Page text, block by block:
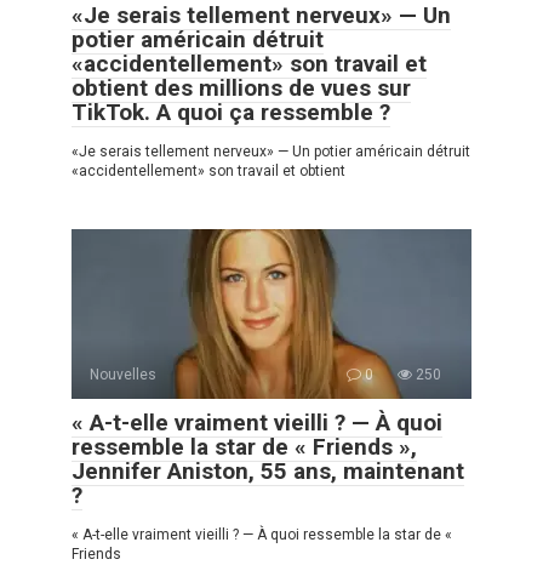
«Je serais tellement nerveux» — Un
potier américain détruit
«accidentellement» son travail et
obtient des millions de vues sur
TikTok. A quoi ça ressemble ?
«Je serais tellement nerveux» — Un potier américain détruit
«accidentellement» son travail et obtient
Nouvelles 0 250
« A-t-elle vraiment vieilli ? — À quoi
ressemble la star de « Friends »,
Jennifer Aniston, 55 ans, maintenant
?
« A-t-elle vraiment vieilli ? — À quoi ressemble la star de «
Friends